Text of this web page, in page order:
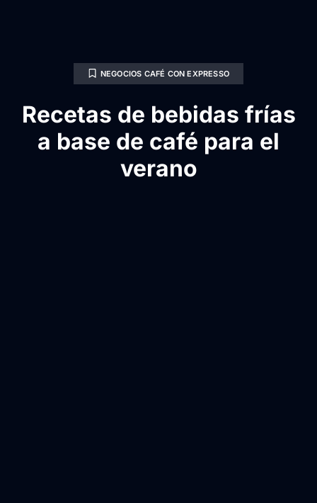
NEGOCIOS CAFÉ CON EXPRESSO
Recetas de bebidas frías
a base de café para el
verano